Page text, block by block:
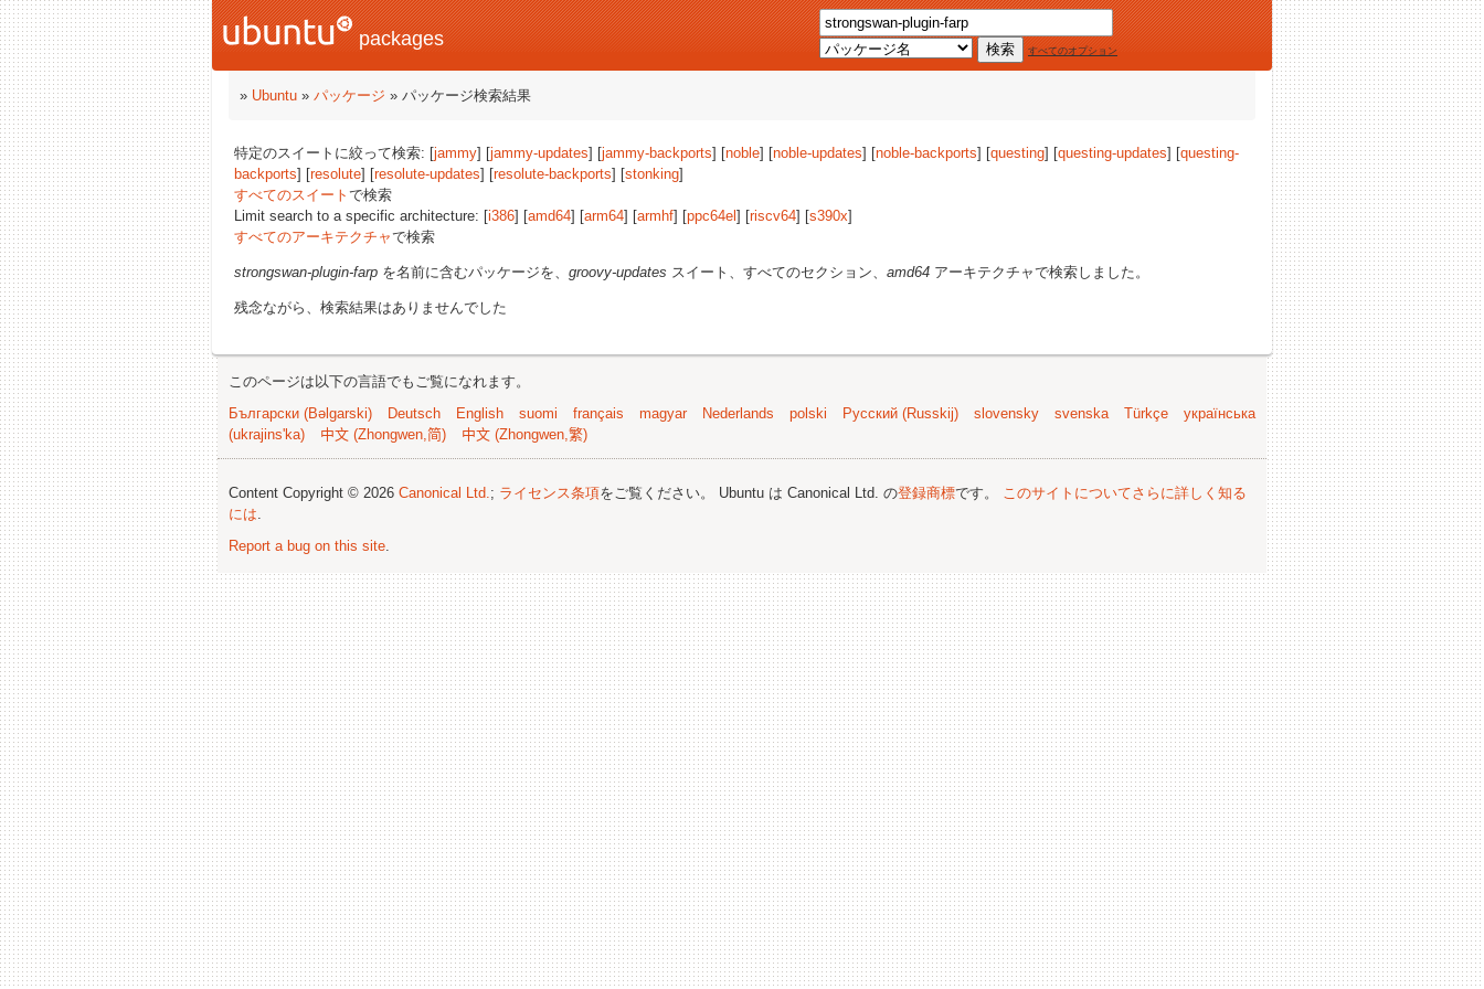
packages
すべてのオプション
» Ubuntu » パッケージ » パッケージ検索結果
特定のスイートに絞って検索: [jammy] [jammy-updates] [jammy-backports] [noble] [noble-updates] [noble-backports] [questing] [questing-updates] [questing-
backports] [resolute] [resolute-updates] [resolute-backports] [stonking]
すべてのスイート で検索
Limit search to a specific architecture: [i386] [amd64] [arm64] [armhf] [ppc64el ] [riscv64] [s390x]
すべてのアーキテクチャで検索
strongswan-plugin-farp を名前に含むパッケージを、 groovy-updates スイート、すべてのセクション、 amd64 アーキテクチャで検索しました。
残念ながら、検索結果はありませんでした
このページは以下の言語でもご覧になれます。
Български (Bəlgarski)
Deutsch English suomi français magyar Nederlands polski Русский (Russkij) slovensky svenska Türkçe
українська
(ukrajins'ka)
中文 (Zhongwen,简) 中文 (Zhongwen,繁)
Content Copyright © 2026 Canonical Ltd.; ライセンス条項をご覧ください。 Ubuntu は Canonical Ltd. の登録商標です。 このサイトについてさらに詳しく知る
には.
Report a bug on this site.